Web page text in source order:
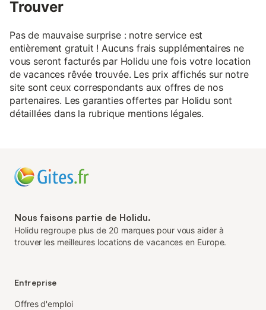
Trouver
Pas de mauvaise surprise : notre service est
entièrement gratuit ! Aucuns frais supplémentaires ne
vous seront facturés par Holidu une fois votre location
de vacances rêvée trouvée. Les prix affichés sur notre
site sont ceux correspondants aux offres de nos
partenaires. Les garanties offertes par Holidu sont
détaillées dans la rubrique mentions légales.
Nous faisons partie de Holidu.
Holidu regroupe plus de 20 marques pour vous aider à
trouver les meilleures locations de vacances en Europe.
Entreprise
Offres d'emploi